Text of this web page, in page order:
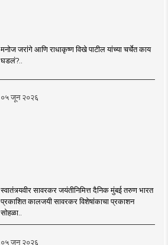
मनोज जरांगे आणि राधाकृष्ण विखे पाटील यांच्या चर्चेत काय
घडलं?..
०५ जून २०२६
स्वातंत्र्यवीर सावरकर जयंतीनिमित्त दैनिक मुंबई तरुण भारत
प्रकाशित कालजयी सावरकर विशेषांकाचा प्रकाशन
सोहळा..
०५ जून २०२६